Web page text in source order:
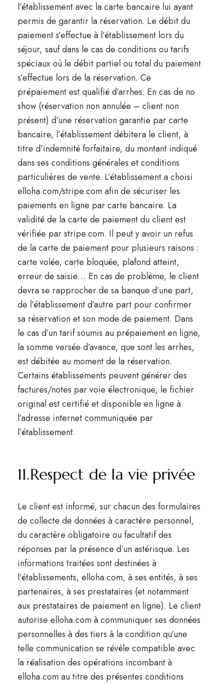
l’établissement avec la carte bancaire lui ayant
permis de garantir la réservation. Le débit du
paiement s’effectue à l’établissement lors du
séjour, sauf dans le cas de conditions ou tarifs
spéciaux où le débit partiel ou total du paiement
s’effectue lors de la réservation. Ce
prépaiement est qualifié d’arrhes. En cas de no
show (réservation non annulée – client non
présent) d’une réservation garantie par carte
bancaire, l’établissement débitera le client, à
titre d’indemnité forfaitaire, du montant indiqué
dans ses conditions générales et conditions
particulières de vente. L’établissement a choisi
elloha.com/stripe.com afin de sécuriser les
paiements en ligne par carte bancaire. La
validité de la carte de paiement du client est
vérifiée par stripe.com. Il peut y avoir un refus
de la carte de paiement pour plusieurs raisons :
carte volée, carte bloquée, plafond atteint,
erreur de saisie… En cas de problème, le client
devra se rapprocher de sa banque d’une part,
de l’établissement d’autre part pour confirmer
sa réservation et son mode de paiement. Dans
le cas d’un tarif soumis au prépaiement en ligne,
la somme versée d’avance, que sont les arrhes,
est débitée au moment de la réservation.
Certains établissements peuvent générer des
factures/notes par voie électronique, le fichier
original est certifié et disponible en ligne à
l’adresse internet communiquée par
l’établissement.
11.Respect de la vie privée
Le client est informé, sur chacun des formulaires
de collecte de données à caractère personnel,
du caractère obligatoire ou facultatif des
réponses par la présence d’un astérisque. Les
informations traitées sont destinées à
l’établissements, elloha.com, à ses entités, à ses
partenaires, à ses prestataires (et notamment
aux prestataires de paiement en ligne). Le client
autorise elloha.com à communiquer ses données
personnelles à des tiers à la condition qu’une
telle communication se révèle compatible avec
la réalisation des opérations incombant à
elloha.com au titre des présentes conditions